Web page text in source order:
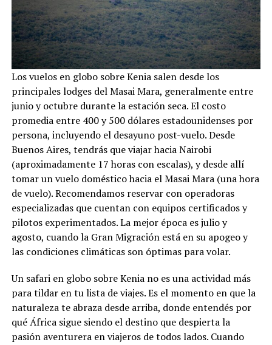
Los vuelos en globo sobre Kenia salen desde los
principales lodges del Masai Mara, generalmente entre
junio y octubre durante la estación seca. El costo
promedia entre 400 y 500 dólares estadounidenses por
persona, incluyendo el desayuno post-vuelo. Desde
Buenos Aires, tendrás que viajar hacia Nairobi
(aproximadamente 17 horas con escalas), y desde allí
tomar un vuelo doméstico hacia el Masai Mara (una hora
de vuelo). Recomendamos reservar con operadoras
especializadas que cuentan con equipos certificados y
pilotos experimentados. La mejor época es julio y
agosto, cuando la Gran Migración está en su apogeo y
las condiciones climáticas son óptimas para volar.
Un safari en globo sobre Kenia no es una actividad más
para tildar en tu lista de viajes. Es el momento en que la
naturaleza te abraza desde arriba, donde entendés por
qué África sigue siendo el destino que despierta la
pasión aventurera en viajeros de todos lados. Cuando